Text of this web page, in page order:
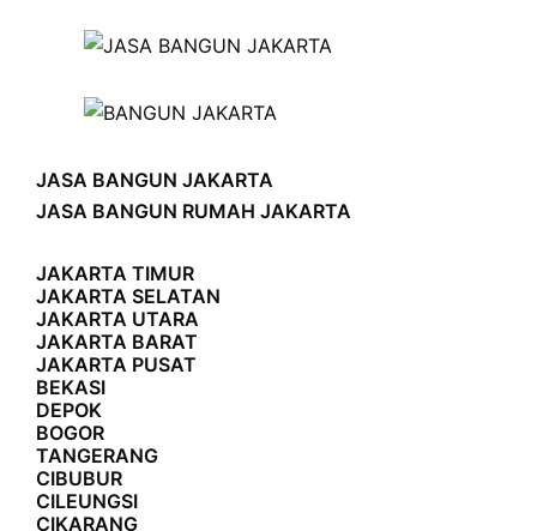
JASA BANGUN JAKARTA
JASA BANGUN RUMAH JAKARTA
JAKARTA TIMUR
JAKARTA SELATAN
JAKARTA UTARA
JAKARTA BARAT
JAKARTA PUSAT
BEKASI
DEPOK
BOGOR
TANGERANG
CIBUBUR
CILEUNGSI
CIKARANG